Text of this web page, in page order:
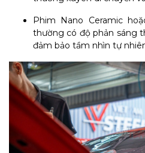
Phim Nano Ceramic
thường có độ phản sáng
đảm bảo tầm nhìn tự